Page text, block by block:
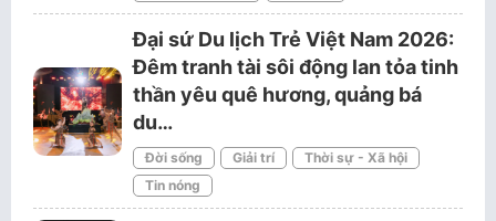
Đại sứ Du lịch Trẻ Việt Nam 2026:
Đêm tranh tài sôi động lan tỏa tinh
thần yêu quê hương, quảng bá
du…
Đời sống Giải trí
Thời sự - Xã hội
Tin nóng